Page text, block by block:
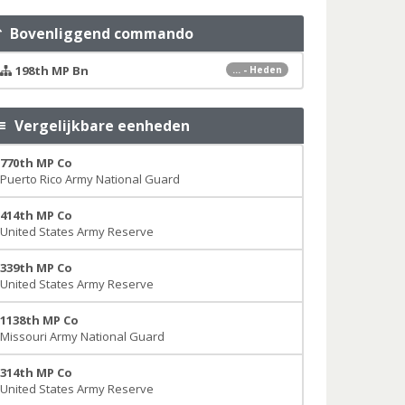
Bovenliggend commando
... - Heden
198th MP Bn
Vergelijkbare eenheden
770th MP Co
Puerto Rico Army National Guard
414th MP Co
United States Army Reserve
339th MP Co
United States Army Reserve
1138th MP Co
Missouri Army National Guard
314th MP Co
United States Army Reserve